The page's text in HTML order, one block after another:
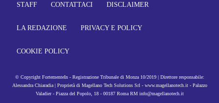
STAFF CONTATTACI DISCLAIMER
LA REDAZIONE PRIVACY E POLICY
COOKIE POLICY
© Copyright FortementeIn - Registrazione Tribunale di Monza 10/2019 | Direttore responsabile:
Alessandra Chiaradia | Proprietà di Magellano Tech Solutions Srl - www.magellanotech.it - Palazzo
Valadier - Piazza del Popolo, 18 - 00187 Roma RM info@magellanotech.it